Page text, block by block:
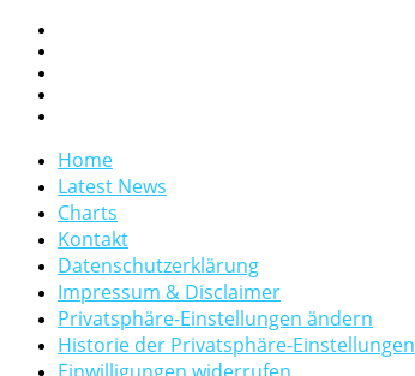
Home
Latest News
Charts
Kontakt
Datenschutzerklärung
Impressum & Disclaimer
Privatsphäre-Einstellungen ändern
Historie der Privatsphäre-Einstellungen